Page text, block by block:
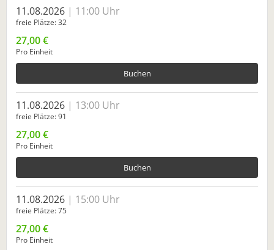
11.08.2026 11:00 Uhr
freie Plätze 32
27,00 €
Pro Einheit
Buchen
11.08.2026 13:00 Uhr
freie Plätze 91
27,00 €
Pro Einheit
Buchen
11.08.2026 15:00 Uhr
freie Plätze 75
27,00 €
Pro Einheit